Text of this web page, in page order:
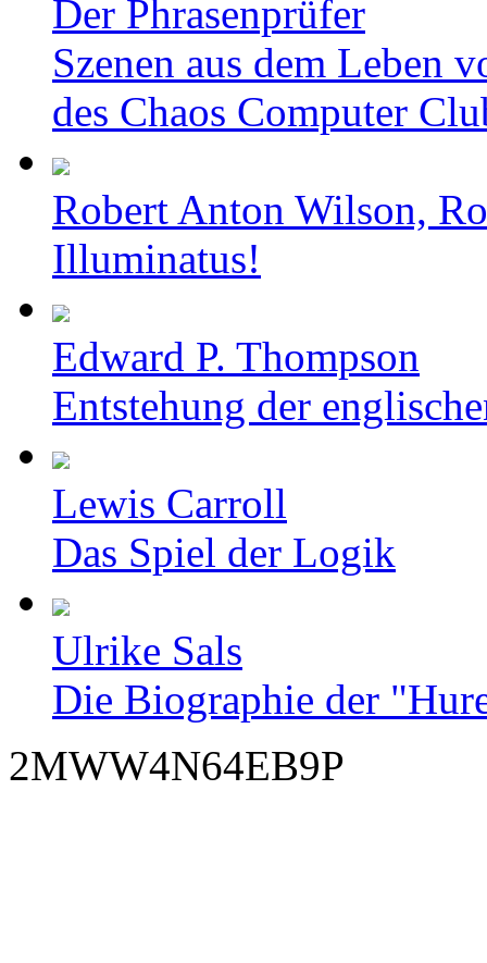
Der Phrasenprüfer
Szenen aus dem Leben
des Chaos Computer
Robert Anton Wilson,
Illuminatus!
Edward P. Thompson
Entstehung der
Lewis Carroll
Das Spiel der Logik
Ulrike Sals
Die Biographie der
2MWW4N64EB9P